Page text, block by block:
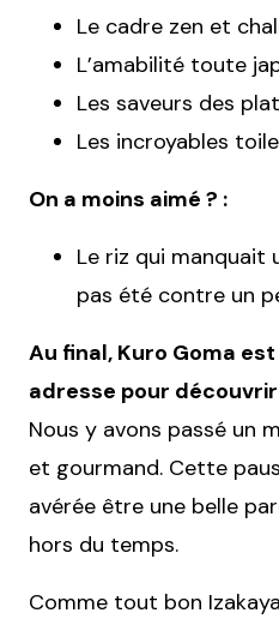
Le cadre zen et
L’amabilité toute
Les saveurs des
Les incroyables
On a moins aimé ? :
Le riz qui manquait
pas été contre un
Au final, Kuro Goma
adresse pour
Nous y avons passé un
et gourmand. Cette
avérée être une belle
hors du temps.
Comme tout bon